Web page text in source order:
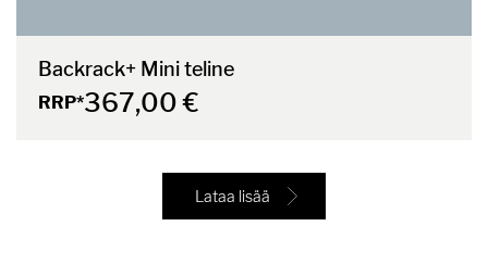
Backrack+ Mini teline
RRP*367,00 €
Lataa lisää